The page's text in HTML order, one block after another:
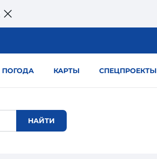
ПОГОДА КАРТЫ СПЕЦПРОЕКТЫ